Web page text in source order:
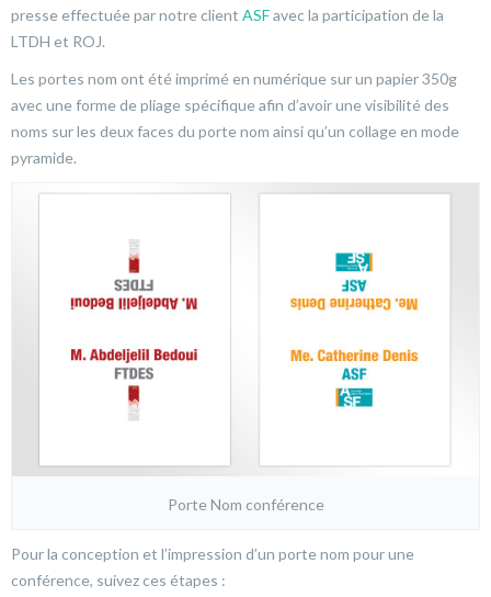
presse effectuée par notre client ASFavec la participation de la
LTDH et ROJ.
Les portes nom ont été imprimé en numérique sur un papier 350g
avec une forme de pliage spécifique afin d’avoir une visibilité des
noms sur les deux faces du porte nom ainsi qu’un collage en mode
pyramide.
Porte Nom conférence
Pour la conception et l’impression d’un porte nom pour une
conférence, suivez ces étapes :